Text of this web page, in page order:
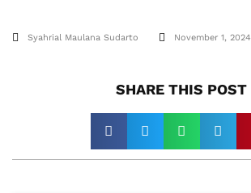
Syahrial Maulana Sudarto November 1, 2024
SHARE THIS POST​